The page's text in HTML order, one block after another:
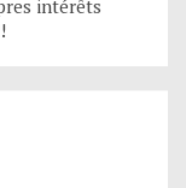
intérêts